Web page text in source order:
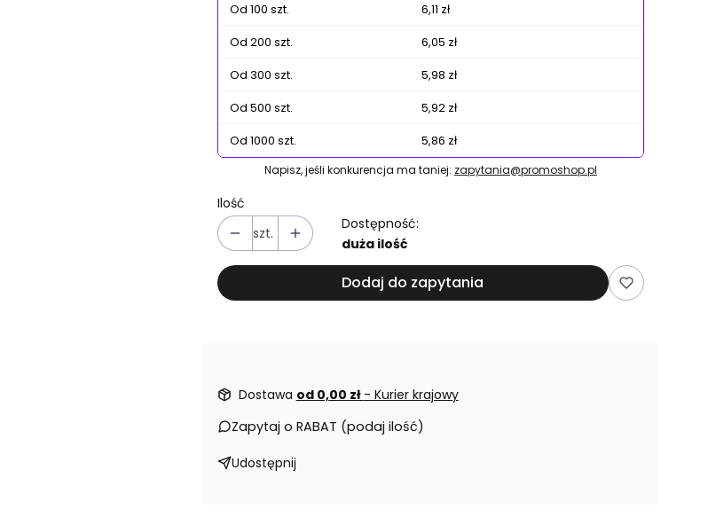
Od 100 szt.
6,11 zł
Od 200 szt.
6,05 zł
Od 300 szt.
5,98 zł
Od 500 szt.
5,92 zł
Od 1000 szt.
5,86 zł
Napisz, jeśli konkurencja ma taniej: zapytania@promoshop.pl
Ilość
szt.
Dostępność:
duża ilość
Dodaj do zapytania
Dostawa od 0,00 zł - Kurier krajowy
Zapytaj o RABAT (podaj ilość)
Udostępnij